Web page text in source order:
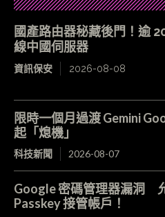
國產路由器秘藏後門！逾
線中國伺服器
資訊保安 2026-08-08
限時一個月過渡 Gemini
起「熄機」
科技新聞 2026-08-07
Google 密碼管理器漏洞
Passkey 接管帳戶！